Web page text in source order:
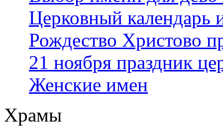
Церковный календарь
Рождество Христово
21 ноября праздник
Женские имен
Храмы